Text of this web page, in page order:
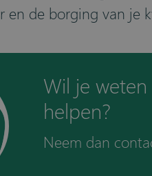
en de borging van je
Wil je
helpen?
Neem dan